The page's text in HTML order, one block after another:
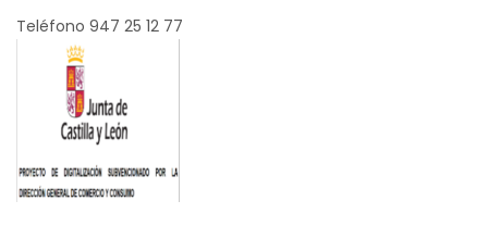
Teléfono 947 25 12 77